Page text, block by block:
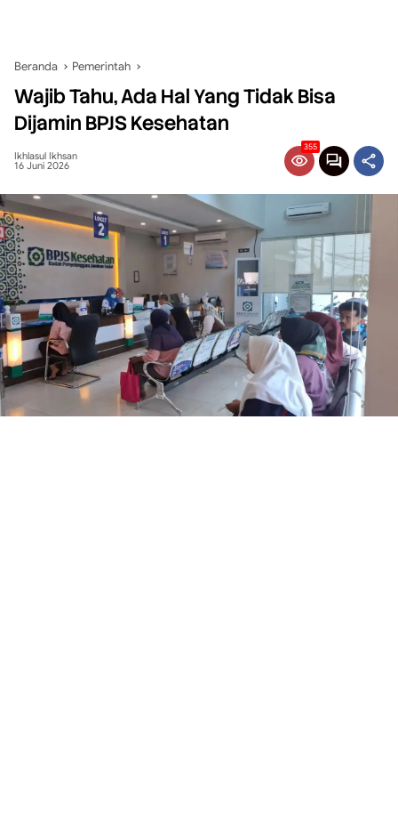
Beranda Pemerintah
Wajib Tahu, Ada Hal Yang Tidak Bisa
Dijamin BPJS Kesehatan
Ikhlasul Ikhsan
16 Juni 2026
355